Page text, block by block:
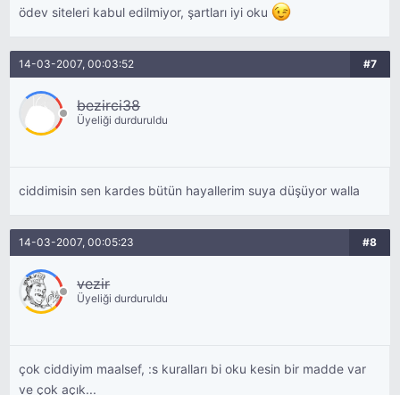
ödev siteleri kabul edilmiyor, şartları iyi oku
14-03-2007, 00:03:52 #7
bezirci38
Üyeliği durduruldu
ciddimisin sen kardes bütün hayallerim suya düşüyor walla
14-03-2007, 00:05:23 #8
vezir
Üyeliği durduruldu
çok ciddiyim maalsef, :s kuralları bi oku kesin bir madde var
ve çok açık...